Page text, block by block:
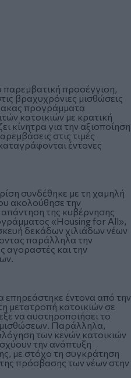
παρεμβατική προσέγγιση,
βραχυχρόνιες μισθώσεις
προγράμματα
κατοικιών με κρατική
κίνητρα για την αξιοποίηση
στις τιμές
έντονες
συνδέθηκε με τη χαμηλή
ακολούθησε την
της κυβέρνησης
«Housing for All»,
δεκάδων χιλιάδων νέων
παράλληλα την
αγοραστές και την
επηρεάστηκε έντονα από την
μετατροπή κατοικιών σε
να αυστηροποιήσει το
Παράλληλα,
των κενών κατοικιών
την ανάπτυξη
με στόχο τη συγκράτηση
πρόσβασης των νέων στην